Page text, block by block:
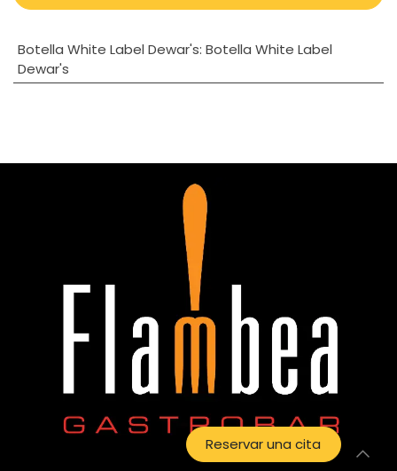
Botella White Label Dewar's: Botella White Label
Dewar's
Reservar una cita